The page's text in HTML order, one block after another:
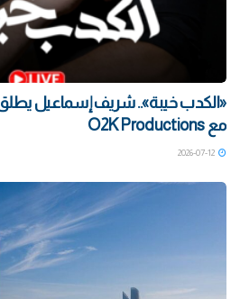
«الكدب خيبة».. شريف إسماعيل يطلق
مع O2K Productions